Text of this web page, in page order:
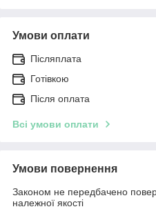
Умови оплати
Післяплата
Готівкою
Після оплата
Всі умови оплати
Умови повернення
Законом не передбачено
належної якості